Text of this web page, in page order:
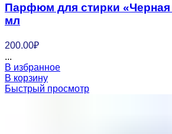
Парфюм для стирки «Черная
мл
200.00₽
...
В избранное
В корзину
Быстрый просмотр